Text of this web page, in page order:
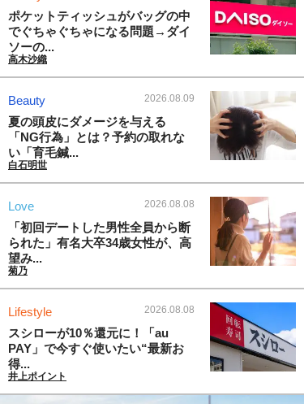
ポケットティッシュがバッグの中
でぐちゃぐちゃになる問題→ダイ
ソーの...
高木沙織
Beauty 2026.08.09
夏の頭皮にダメージを与える
「NG行為」とは？予約の取れな
い「育毛鍼...
白石明世
Love 2026.08.08
「初回デートした男性全員から断
られた」有名大卒34歳女性が、高
望み...
菊乃
Lifestyle 2026.08.08
スシローが10％還元に！「au
PAY」で今すぐ使いたい“最新お
得...
井上ポイント